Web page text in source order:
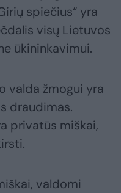
spiečius“ yra
visų Lietuvos
ūkininkavimui.
valda žmogui yra
draudimas.
privatūs miškai,
valdomi